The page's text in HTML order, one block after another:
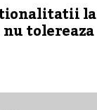
la
tolereaza